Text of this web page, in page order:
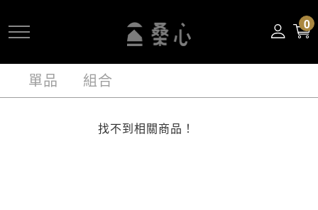
到
主
要
容
0
單品 組合
找不到相關商品！